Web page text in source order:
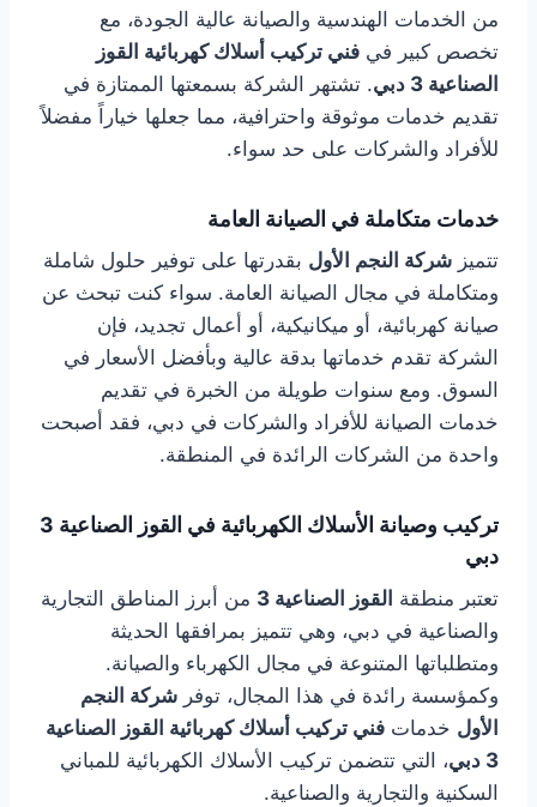
من الخدمات الهندسية والصيانة عالية الجودة، مع
تخصص كبير في فني تركيب أسلاك كهربائية القوز
الصناعية 3 دبي
. تشتهر الشركة بسمعتها الممتازة في
تقديم خدمات موثوقة واحترافية، مما جعلها خياراً مفضلاً
للأفراد والشركات على حد سواء.
خدمات متكاملة في الصيانة العامة
تتميز شركة النجم الأول بقدرتها على توفير حلول شاملة
ومتكاملة في مجال الصيانة العامة. سواء كنت تبحث عن
صيانة كهربائية، أو ميكانيكية، أو أعمال تجديد، فإن
الشركة تقدم خدماتها بدقة عالية وبأفضل الأسعار في
السوق. ومع سنوات طويلة من الخبرة في تقديم
خدمات الصيانة للأفراد والشركات في دبي، فقد أصبحت
واحدة من الشركات الرائدة في المنطقة.
تركيب وصيانة الأسلاك الكهربائية في القوز الصناعية 3
دبي
تعتبر منطقة القوز الصناعية 3
من أبرز المناطق التجارية
والصناعية في دبي، وهي تتميز بمرافقها الحديثة
ومتطلباتها المتنوعة في مجال الكهرباء والصيانة.
وكمؤسسة رائدة في هذا المجال، توفر شركة النجم
الأول خدمات فني تركيب أسلاك كهربائية القوز الصناعية
3 دبي
، التي تتضمن تركيب الأسلاك الكهربائية للمباني
السكنية والتجارية والصناعية.